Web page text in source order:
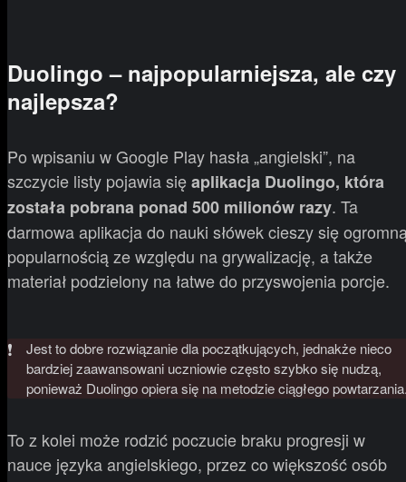
Duolingo – najpopularniejsza, ale czy
najlepsza?
Po wpisaniu w Google Play hasła „angielski”, na
szczycie listy pojawia sięaplikacja Duolingo, która
została pobrana ponad 500 milionów razy. Ta
darmowa aplikacja do nauki słówek cieszy się
popularnością ze względu na grywalizację, a także
materiał podzielony na łatwe do przyswojenia porcje.
❗
Jest to dobre rozwiązanie dla początkujących, jednakże nieco
bardziej zaawansowani uczniowie często szybko się nudzą,
ponieważ Duolingo opiera się na metodzie ciągłego
To z kolei może rodzić poczucie braku progresji w
nauce języka angielskiego, przez co większość osób